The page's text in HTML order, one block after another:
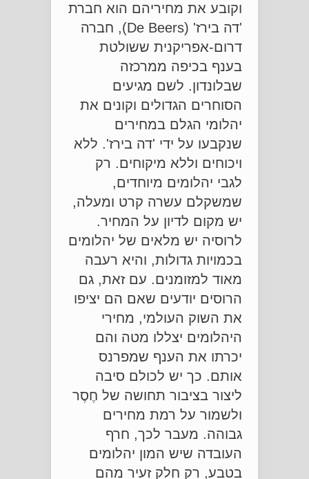
וקובע את מחיריהם הוא חברת
'דה בירז' (De Beers), חברה
דרום-אפריקנית ששולטת
בענף בכיפה ממרכזה
שבלונדון. לשם מגיעים
הסוחרים הגדולים וקונים את
יהלומי הגלם במחירים
שנקבעו על ידי 'דה בירז'. ללא
ויכוחים וללא מיקוחים. רק
לגבי יהלומים מיוחדים,
שמשקלם עשרה קרט ומעלה,
יש מקום לדיון על המחיר.
לרוסיה יש מלאים של יהלומים
בכמויות גדולות, והיא רעבה
מאוד למזומנים. עם זאת, גם
הרוסים יודעים שאם הם יציפו
את השוק העולמי, מחירי
היהלומים יצללו מטה והם
יכרתו את הענף שמפרנס
אותם. כך יש לכולם סיבה
ליצור בציבור תחושה של חֶסֶר
ולשמור על רמת מחירים
גבוהה. מעבר לכך, חרף
העובדה שיש המון יהלומים
בטבע, רק חלק זעיר מהם